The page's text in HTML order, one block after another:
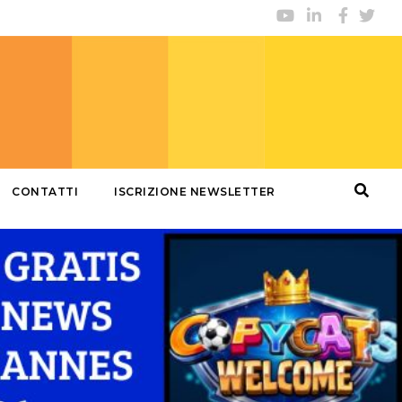
CONTATTI ISCRIZIONE NEWSLETTER